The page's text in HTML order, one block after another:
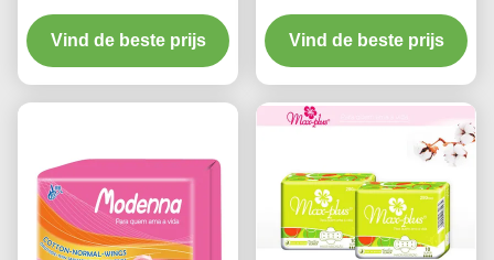
Vrouwelijk het Comfort
Sanitair Stootkussen
van Sanitaire
Vind de beste prijs
Chip Mint Max
Maandverband
Vind de beste prijs